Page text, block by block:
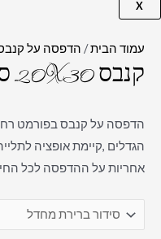
X
עמוד הבית/ הדפסה על
קנבס 20X30 ס"מ
הדפסה על קנבס בפורמט רחב
הגדלים ,קיימת אופציה
אחריות על ההדפסה לכל